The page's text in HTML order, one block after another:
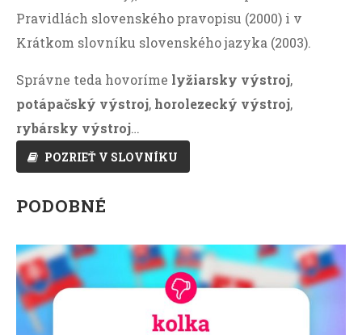
Pravidlách slovenského pravopisu (2000) i v
Krátkom slovníku slovenského jazyka (2003).
Správne teda hovoríme lyžiarsky výstroj,
potápačský výstroj, horolezecký výstroj,
rybársky výstroj…
POZRIEŤ V SLOVNÍKU
PODOBNÉ